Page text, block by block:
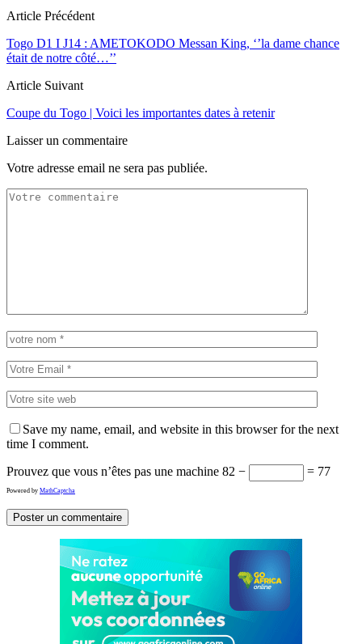
Article Précédent
Togo D1 I J14 : AMETOKODO Messan King, ‘’la dame chance
était de notre côté…’’
Article Suivant
Coupe du Togo | Voici les importantes dates à retenir
Laisser un commentaire
Votre adresse email ne sera pas publiée.
Save my name, email, and website in this browser for the next
time I comment.
Prouvez que vous n’êtes pas une machine 82 − = 77
Powered by MathCaptcha